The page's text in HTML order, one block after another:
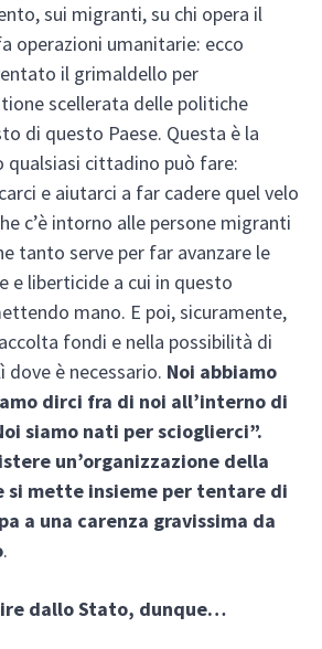
sui migranti, su chi opera il
operazioni umanitarie: ecco
il grimaldello per
scellerata delle politiche
di questo Paese. Questa è la
qualsiasi cittadino può fare:
e aiutarci a far cadere quel velo
c’è intorno alle persone migranti
tanto serve per far avanzare le
e liberticide a cui in questo
mano. E poi, sicuramente,
fondi e nella possibilità di
è necessario. Noi abbiamo
dirci fra di noi all’interno di
siamo nati per scioglierci”.
un’organizzazione della
si mette insieme per tentare di
a una carenza gravissima da
.
dallo Stato, dunque…